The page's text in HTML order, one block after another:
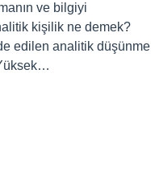
ve bilgiyi
kişilik ne demek?
edilen analitik düşünme